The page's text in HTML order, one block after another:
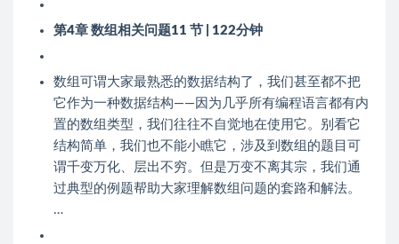
第4章 数组相关问题11 节 | 122分钟
数组可谓大家最熟悉的数据结构了，我们甚至都不把
它作为一种数据结构——因为几乎所有编程语言都有内
置的数组类型，我们往往不自觉地在使用它。别看它
结构简单，我们也不能小瞧它，涉及到数组的题目可
谓千变万化、层出不穷。但是万变不离其宗，我们通
过典型的例题帮助大家理解数组问题的套路和解法。
…